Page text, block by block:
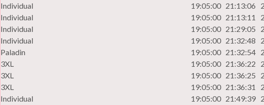
Individual 19:05:00 21:13:06
Individual 19:05:00 21:13:11
Individual 19:05:00 21:29:05
Individual 19:05:00 21:32:48
Paladin 19:05:00 21:32:54
3XL 19:05:00 21:36:22
3XL 19:05:00 21:36:25
3XL 19:05:00 21:36:31
Individual 19:05:00 21:49:39